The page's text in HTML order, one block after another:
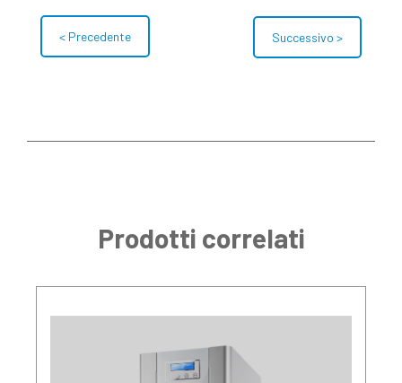
< Precedente Successivo >
Prodotti correlati